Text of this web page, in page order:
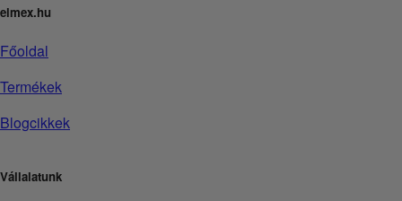
elmex.hu
Főoldal
Termékek
Blogcikkek
Vállalatunk